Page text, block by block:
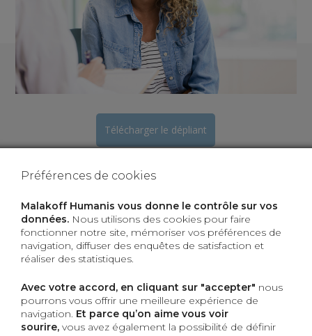
Télécharger le dépliant
Une aide financière
jusqu’à 1 000 euros, en cas d’affection de longue durée (ALD).
Un soutien psychologique
Préférences de cookies
Malakoff Humanis vous donne le contrôle sur vos
données. Nous utilisons des cookies pour faire
fonctionner notre site, mémoriser vos préférences de
navigation, diffuser des enquêtes de satisfaction et
réaliser des statistiques.
Avec votre accord, en cliquant sur "accepter" nous
pourrons vous offrir une meilleure expérience de
navigation. Et parce qu’on aime vous voir
sourire, vous avez également la possibilité de définir